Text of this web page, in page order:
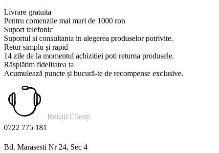
Livrare gratuita
Pentru comenzile mai mari de 1000 ron
Suport telefonic
Suportul si consultanta in alegerea produselor potrivite.
Retur simplu și rapid
14 zile de la momentul achizitiei poti returna produsele.
Răsplătim fidelitatea ta
Acumulează puncte și bucură-te de recompense exclusive.
Relații Clienți
0722 775 181
Bd. Marasesti Nr 24, Sec 4